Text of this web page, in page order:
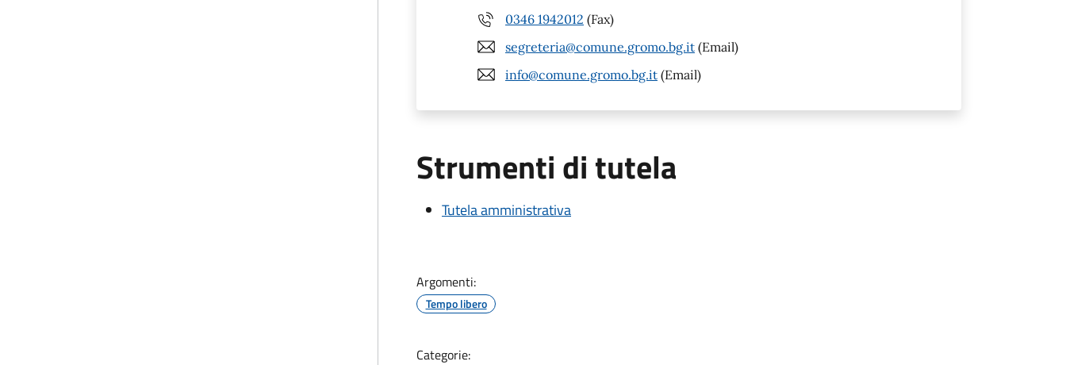
0346 1942012 (Fax)
segreteria@comune.gromo.bg.it (Email)
info@comune.gromo.bg.it (Email)
Strumenti di tutela
Tutela amministrativa
Argomenti:
Tempo libero
Categorie: